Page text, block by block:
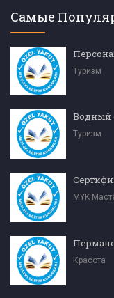
Самые
Туризм
Водный
Туризм
MYK
Красота